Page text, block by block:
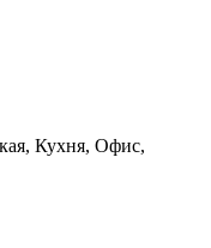
Кухня, Офис,